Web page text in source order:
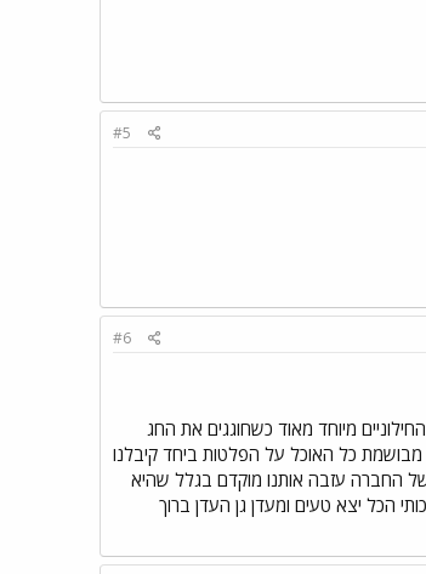
#5
#6
מיוחד מאוד כשחוגגים את החג
כל האוכל על הפלטות ביחד קיבלנו
החברה עזבה אותנו מוקדם בגלל שהיא
הכל יצא טעים ומעדן גן העדן ברוך